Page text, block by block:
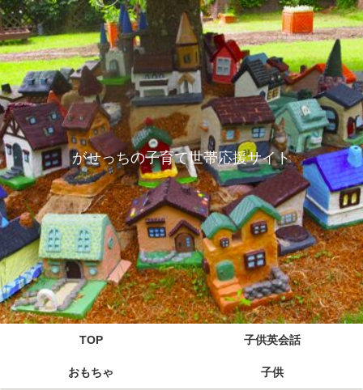
がせっちの子育て世帯応援サイト
TOP 子供英会話
おもちゃ 子供